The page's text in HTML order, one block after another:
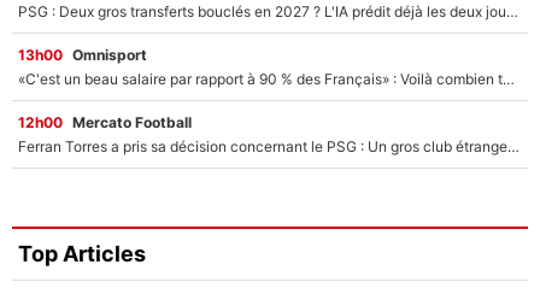
PSG : Deux gros transferts bouclés en 2027 ? L'IA prédit déjà les deux joueurs qui pourraient rejoindre Luis Enrique !
13h00 Omnisport
«C'est un beau salaire par rapport à 90 % des Français» : Voilà combien touchait Nelson Monfort sur France Télévisions avant de rejoindre CNews
12h00 Mercato Football
Ferran Torres a pris sa décision concernant le PSG : Un gros club étranger prêt à relancer le feuilleton pour la signature du champion du monde 2026 !
Top Articles